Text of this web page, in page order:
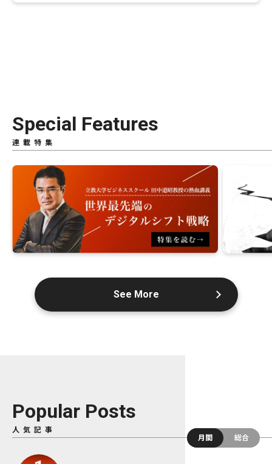
Special Features
連載特集
See More
Popular Posts
人気記事
月間
総合